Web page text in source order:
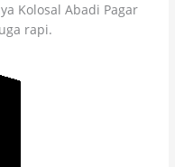
Kolosal Abadi Pagar
rapi.